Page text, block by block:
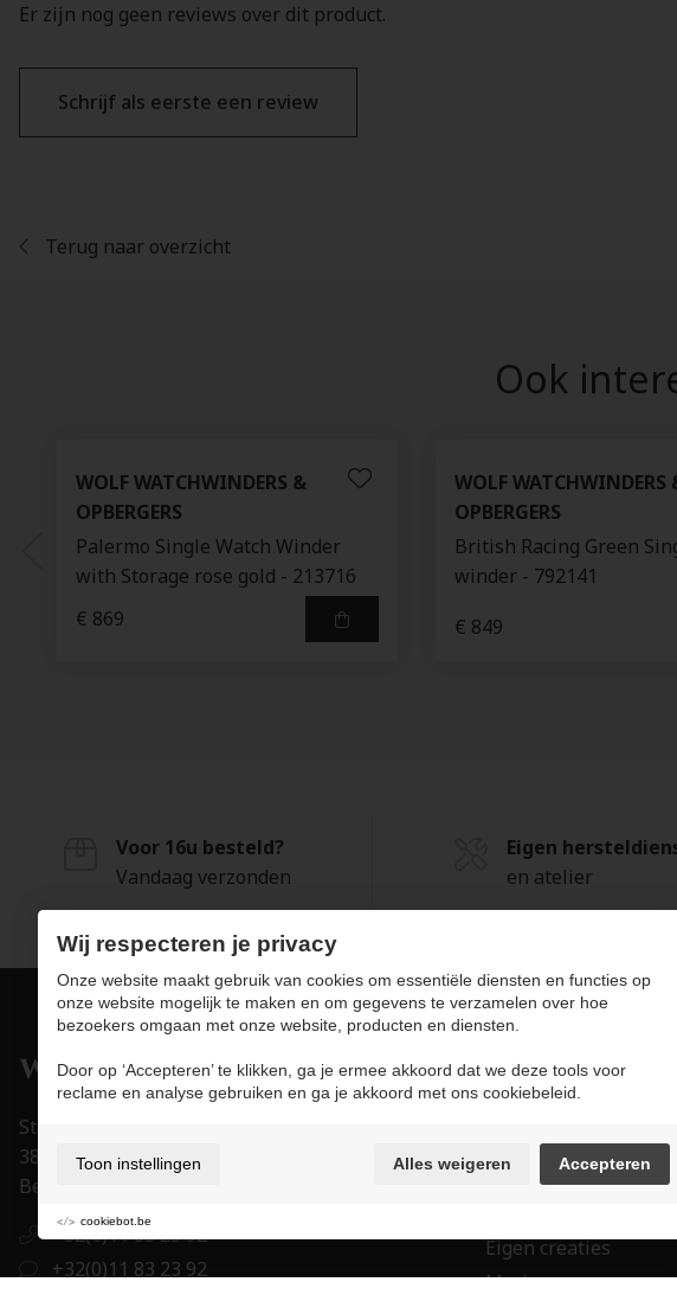
Er zijn nog geen reviews over dit product.
Schrijf als eerste een review
Terug naar overzicht
Ook
WOLF WATCHWINDERS &
OPBERGERS
Palermo Single Watch Winder
with Storage rose gold - 213716
€ 869
WOLF WATCHWINDERS
OPBERGERS
British Racing Green
winder - 792141
€ 849
Voor 16u besteld?
Vandaag verzonden
Eigen
en atelier
Stapelstraat 15-17
3800 Sint-Truiden
België
+32(0)11 83 23 92
+32(0)11 83 23 92
Producten
Uurwerken
Accessoires
Eigen creaties
Merken
Wij respecteren je privacy
Onze website maakt gebruik van cookies om essentiële diensten en functies op
onze website mogelijk te maken en om gegevens te verzamelen over hoe
bezoekers omgaan met onze website, producten en diensten.
Door op ‘Accepteren’ te klikken, ga je ermee akkoord dat we deze tools voor
reclame en analyse gebruiken en ga je akkoord met ons cookiebeleid.
Toon instellingen Alles weigeren Accepteren
cookiebot.be